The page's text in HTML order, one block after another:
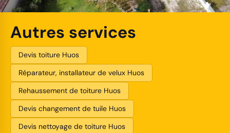
Autres services
Devis toiture Huos
Réparateur, installateur de velux Huos
Rehaussement de toiture Huos
Devis changement de tuile Huos
Devis nettoyage de toiture Huos